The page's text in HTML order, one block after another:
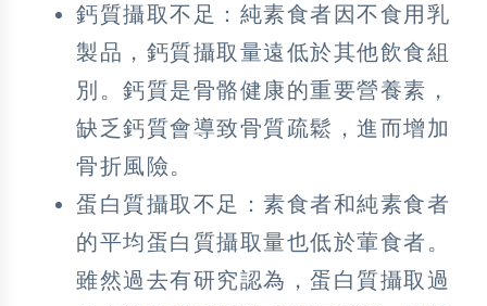
鈣質攝取不足：純素食者因不食用乳
製品，鈣質攝取量遠低於其他飲食組
別。鈣質是骨骼健康的重要營養素，
缺乏鈣質會導致骨質疏鬆，進而增加
骨折風險。
蛋白質攝取不足：素食者和純素食者
的平均蛋白質攝取量也低於葷食者。
雖然過去有研究認為，蛋白質攝取過